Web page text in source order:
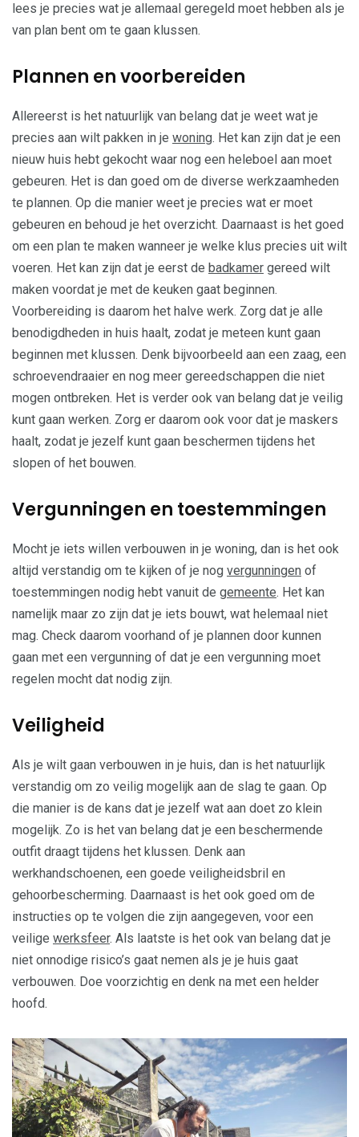
lees je precies wat je allemaal geregeld moet hebben als je
van plan bent om te gaan klussen.
Plannen en voorbereiden
Allereerst is het natuurlijk van belang dat je weet wat je
precies aan wilt pakken in je woning. Het kan zijn dat je een
nieuw huis hebt gekocht waar nog een heleboel aan moet
gebeuren. Het is dan goed om de diverse werkzaamheden
te plannen. Op die manier weet je precies wat er moet
gebeuren en behoud je het overzicht. Daarnaast is het goed
om een plan te maken wanneer je welke klus precies uit wilt
voeren. Het kan zijn dat je eerst de badkamer gereed wilt
maken voordat je met de keuken gaat beginnen.
Voorbereiding is daarom het halve werk. Zorg dat je alle
benodigdheden in huis haalt, zodat je meteen kunt gaan
beginnen met klussen. Denk bijvoorbeeld aan een zaag, een
schroevendraaier en nog meer gereedschappen die niet
mogen ontbreken. Het is verder ook van belang dat je veilig
kunt gaan werken. Zorg er daarom ook voor dat je maskers
haalt, zodat je jezelf kunt gaan beschermen tijdens het
slopen of het bouwen.
Vergunningen en toestemmingen
Mocht je iets willen verbouwen in je woning, dan is het ook
altijd verstandig om te kijken of je nog vergunningen of
toestemmingen nodig hebt vanuit de gemeente. Het kan
namelijk maar zo zijn dat je iets bouwt, wat helemaal niet
mag. Check daarom voorhand of je plannen door kunnen
gaan met een vergunning of dat je een vergunning moet
regelen mocht dat nodig zijn.
Veiligheid
Als je wilt gaan verbouwen in je huis, dan is het natuurlijk
verstandig om zo veilig mogelijk aan de slag te gaan. Op
die manier is de kans dat je jezelf wat aan doet zo klein
mogelijk. Zo is het van belang dat je een beschermende
outfit draagt tijdens het klussen. Denk aan
werkhandschoenen, een goede veiligheidsbril en
gehoorbescherming. Daarnaast is het ook goed om de
instructies op te volgen die zijn aangegeven, voor een
veilige werksfeer. Als laatste is het ook van belang dat je
niet onnodige risico’s gaat nemen als je je huis gaat
verbouwen. Doe voorzichtig en denk na met een helder
hoofd.